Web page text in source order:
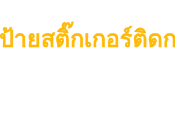
ป้ายสติ๊กเกอร์ติด